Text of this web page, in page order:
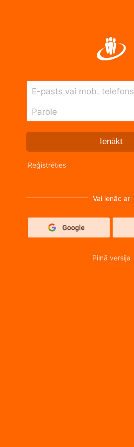
E-pasts vai mob. telefons
Parole
Ienākt
Reģistrēties
Vai ienāc ar
Pilnā versija